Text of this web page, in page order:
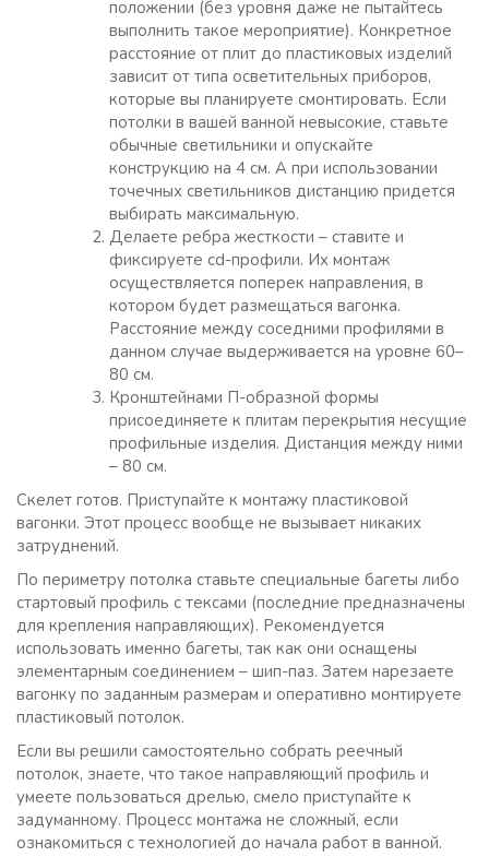
положении (без уровня даже не пытайтесь
выполнить такое мероприятие). Конкретное
расстояние от плит до пластиковых изделий
зависит от типа осветительных приборов,
которые вы планируете смонтировать. Если
потолки в вашей ванной невысокие, ставьте
обычные светильники и опускайте
конструкцию на 4 см. А при использовании
точечных светильников дистанцию придется
выбирать максимальную.
Делаете ребра жесткости – ставите и
фиксируете cd-профили. Их монтаж
осуществляется поперек направления, в
котором будет размещаться вагонка.
Расстояние между соседними профилями в
данном случае выдерживается на уровне 60–
80 см.
Кронштейнами П-образной формы
присоединяете к плитам перекрытия несущие
профильные изделия. Дистанция между ними
– 80 см.
Скелет готов. Приступайте к монтажу пластиковой
вагонки. Этот процесс вообще не вызывает никаких
затруднений.
По периметру потолка ставьте специальные багеты либо
стартовый профиль с тексами (последние предназначены
для крепления направляющих). Рекомендуется
использовать именно багеты, так как они оснащены
элементарным соединением – шип-паз. Затем нарезаете
вагонку по заданным размерам и оперативно монтируете
пластиковый потолок.
Если вы решили самостоятельно собрать реечный
потолок, знаете, что такое направляющий профиль и
умеете пользоваться дрелью, смело приступайте к
задуманному. Процесс монтажа не сложный, если
ознакомиться с технологией до начала работ в ванной.